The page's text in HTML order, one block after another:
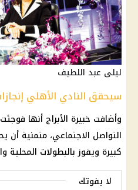
ليلى عبد اللطيف
سيحقق النادي الأهلي
وأضافت خبيرة الأبراج أنها
التواصل الاجتماعي، متمنية أن
كبيرة ويفوز بالبطولات المحلية
لا يفوتك